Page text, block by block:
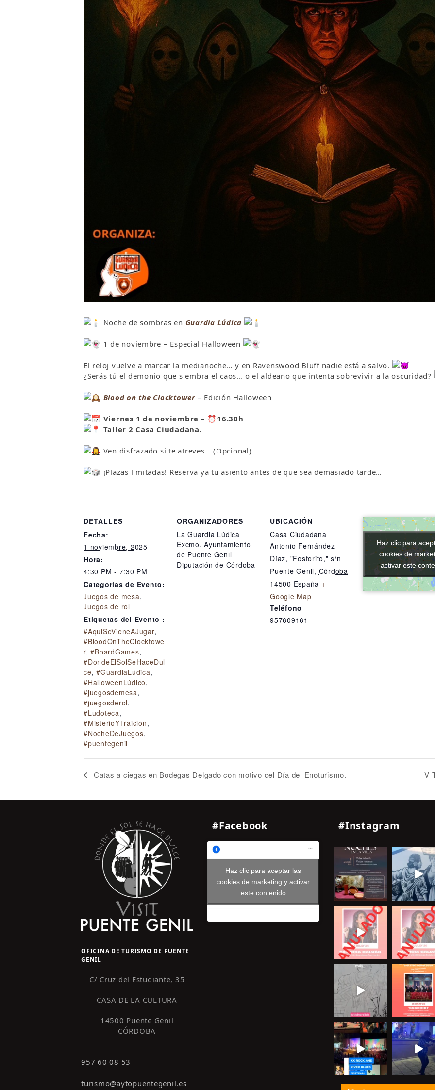
Noche de sombras en Guardia Lúdica
1 de noviembre – Especial Halloween
El reloj vuelve a marcar la medianoche… y en Ravenswood Bluff nadie está a salvo.
¿Serás tú el demonio que siembra el caos… o el aldeano que intenta sobrevivir a la oscuridad?
Blood on the Clocktower– Edición Halloween
Viernes 1 de noviembre – ⏰ 16.30h
Taller 2 Casa Ciudadana.
Ven disfrazado si te atreves… (Opcional)
¡Plazas limitadas! Reserva ya tu asiento antes de que sea demasiado tarde…
DETALLES
Fecha:
1 noviembre, 2025
Hora:
4:30 PM - 7:30 PM
Categorías de Evento:
Juegos de mesa,
Juegos de rol
Etiquetas del Evento :
#AquiSeVieneAJugar,
#BloodOnTheClocktowe
r,#BoardGames,
#DondeElSolSeHaceDul
ce, #GuardiaLúdica,
#HalloweenLúdico,
#juegosdemesa,
#juegosderol,
#Ludoteca,
#MisterioYTraición,
#NocheDeJuegos,
#puentegenil
ORGANIZADORES
La Guardia Lúdica
Excmo. Ayuntamiento
de Puente Genil
Diputación de Córdoba
UBICACIÓN
Casa Ciudadana
Antonio Fernández
Díaz, "Fosforito," s/n
Puente Genil, Córdoba
14500 España +
Google Map
Teléfono
957609161
Haz clic para
cookies de
activar este
Haz clic para
cookies de
activar este
Catas a ciegas en Bodegas Delgado con motivo del Día del Enoturismo. V
OFICINA DE TURISMO DE PUENTE
GENIL
C/ Cruz del Estudiante, 35
CASA DE LA CULTURA
14500 Puente Genil
CÓRDOBA
957 60 08 53
turismo@aytopuentegenil.es
#Facebook
Haz clic para aceptar las
cookies de marketing y activar
este contenido
#Instagram